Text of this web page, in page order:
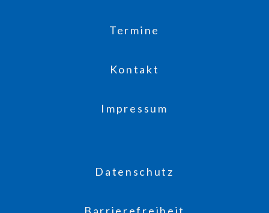
Termine
Kontakt
Impressum
Datenschutz